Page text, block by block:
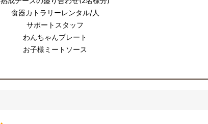
食器カトラリーレンタル/人
サポートスタッフ
わんちゃんプレート
お子様ミートソース